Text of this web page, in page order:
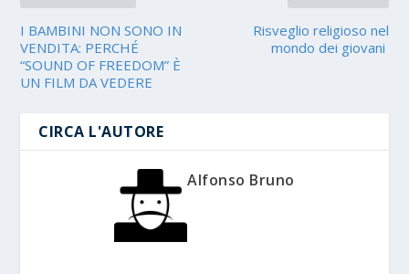
I BAMBINI NON SONO IN
VENDITA: PERCHÉ
“SOUND OF FREEDOM” È
UN FILM DA VEDERE
Risveglio religioso nel
mondo dei giovani
CIRCA L'AUTORE
Alfonso Bruno